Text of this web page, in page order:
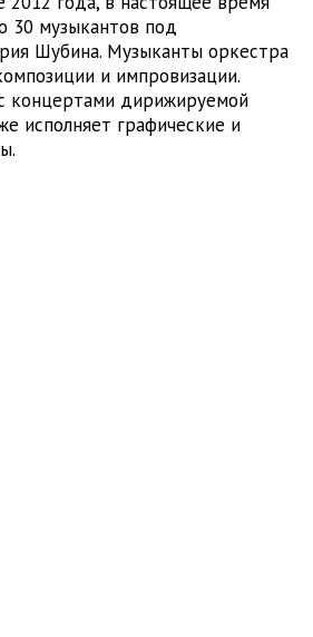
30 музыкантов под
Шубина. Музыканты оркестра
и импровизации.
концертами дирижируемой
исполняет графические и